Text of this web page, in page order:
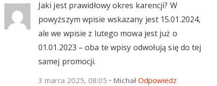
Jaki jest prawidłowy okres karencji? W
powyższym wpisie wskazany jest 15.01.2024,
ale we wpisie z lutego mowa jest już o
01.01.2023 – oba te wpisy odwołują się do tej
samej promocji.
3 marca 2025, 08:05 • Michał Odpowiedz